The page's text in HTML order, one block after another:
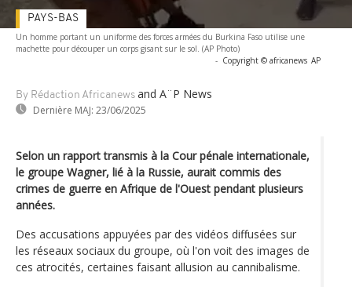
Un homme portant un uniforme des forces armées du Burkina Faso utilise une
machette pour découper un corps gisant sur le sol. (AP Photo)
- Copyright © africanews AP
By Rédaction Africanews and A¨P News
Dernière MAJ: 23/06/2025
PAYS-BAS
Selon un rapport transmis à la Cour pénale internationale,
le groupe Wagner, lié à la Russie, aurait commis des
crimes de guerre en Afrique de l'Ouest pendant plusieurs
années.
Des accusations appuyées par des vidéos diffusées sur
les réseaux sociaux du groupe, où l'on voit des images de
ces atrocités, certaines faisant allusion au cannibalisme.